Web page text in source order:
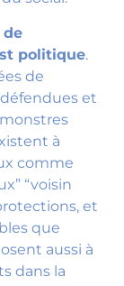
de
politique.
de
et
à
comme
“voisin
et
que
aussi à
dans la